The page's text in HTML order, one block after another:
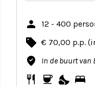
person 12 - 400
local_offer € 70,00 p.p.
where_to_vote In de buurt van
restaurant coffee nights_stay bed